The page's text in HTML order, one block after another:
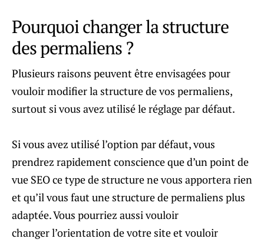
Pourquoi changer la structure
des permaliens ?
Plusieurs raisons peuvent être envisagées pour
vouloir modifier la structure de vos permaliens,
surtout si vous avez utilisé le réglage par défaut.
Si vous avez utilisé l’option par défaut, vous
prendrez rapidement conscience que d’un point de
vue SEO ce type de structure ne vous apportera rien
et qu’il vous faut une structure de permaliens plus
adaptée. Vous pourriez aussi vouloir
changer l’orientation de votre site et vouloir